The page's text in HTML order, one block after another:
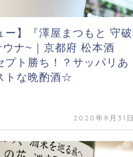
ー】『澤屋まつもと 守破
ナ~｜京都府 松本酒
プト勝ち！？サッパリあ
トな晩酌酒☆
2020年8月31日